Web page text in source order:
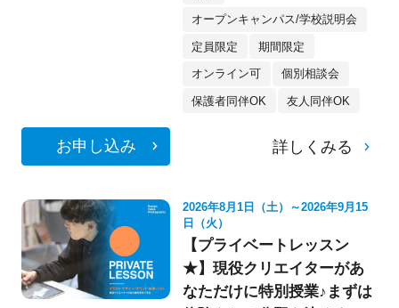
オープンキャンパス/学校説明会
定員限定 期間限定
オンライン可 個別相談会
保護者同伴OK 友人同伴OK
お申し込み 詳しくみる
2026年8月1日（土）～2026年9月15
日（火）
【プライベートレッスン
★】現役クリエイターがあ
なただけに特別授業♪まずは